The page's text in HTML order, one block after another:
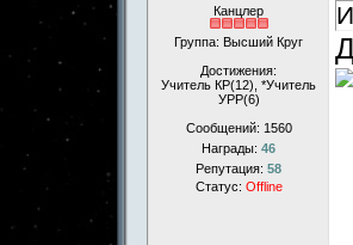
Канцлер
Группа: Высший Круг
Достижения:
Учитель КР(12), *Учитель
УРР(6)
Сообщений: 1560
Награды: 46
Репутация: 58
Статус: Offline